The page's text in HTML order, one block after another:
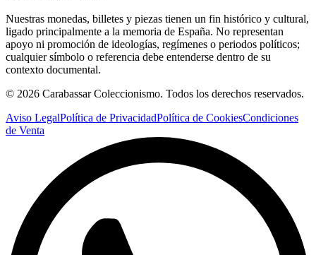
Nuestras monedas, billetes y piezas tienen un fin histórico y cultural,
ligado principalmente a la memoria de España. No representan
apoyo ni promoción de ideologías, regímenes o periodos políticos;
cualquier símbolo o referencia debe entenderse dentro de su
contexto documental.
© 2026 Carabassar Coleccionismo. Todos los derechos reservados.
Aviso LegalPolítica de PrivacidadPolítica de CookiesCondiciones
de Venta